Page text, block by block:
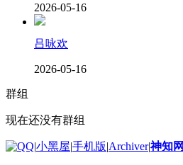
2026-05-16
吕咏欢
2026-05-16
群组
现在还没有群组
|小黑屋|手机版|Archiver|神知网